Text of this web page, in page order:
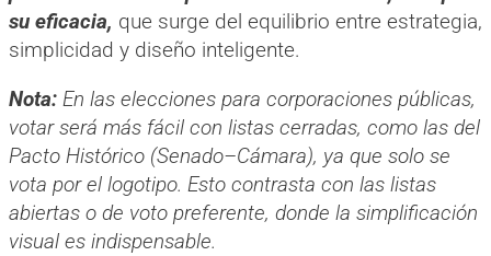
su eficacia, que surge del equilibrio entre estrategia,
simplicidad y diseño inteligente.
Nota: En las elecciones para corporaciones públicas,
votar será más fácil con listas cerradas, como las del
Pacto Histórico (Senado–Cámara), ya que solo se
vota por el logotipo. Esto contrasta con las listas
abiertas o de voto preferente, donde la simplificación
visual es indispensable.